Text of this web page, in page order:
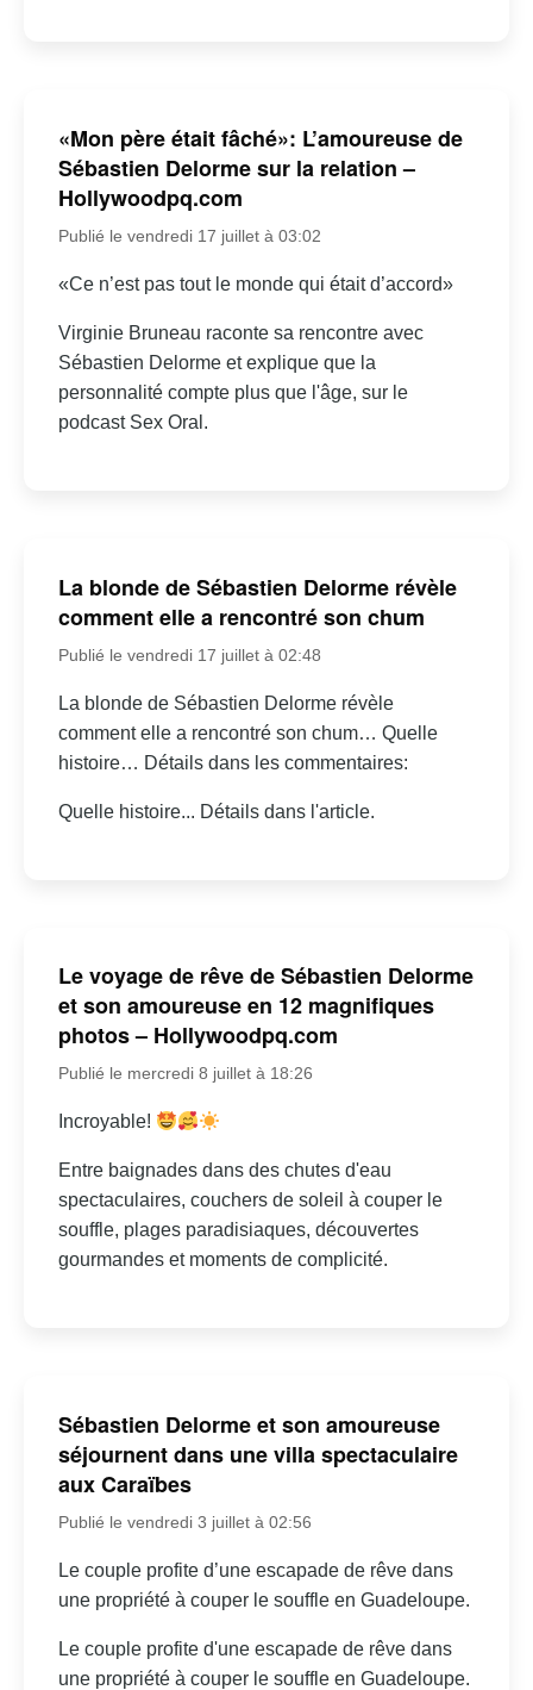
«Mon père était fâché»: L’amoureuse de
Sébastien Delorme sur la relation –
Hollywoodpq.com
Publié le vendredi 17 juillet à 03:02
«Ce n’est pas tout le monde qui était d’accord»
Virginie Bruneau raconte sa rencontre avec
Sébastien Delorme et explique que la
personnalité compte plus que l'âge, sur le
podcast Sex Oral.
La blonde de Sébastien Delorme révèle
comment elle a rencontré son chum
Publié le vendredi 17 juillet à 02:48
La blonde de Sébastien Delorme révèle
comment elle a rencontré son chum… Quelle
histoire… Détails dans les commentaires:
Quelle histoire... Détails dans l'article.
Le voyage de rêve de Sébastien Delorme
et son amoureuse en 12 magnifiques
photos – Hollywoodpq.com
Publié le mercredi 8 juillet à 18:26
Incroyable!
Entre baignades dans des chutes d'eau
spectaculaires, couchers de soleil à couper le
souffle, plages paradisiaques, découvertes
gourmandes et moments de complicité.
Sébastien Delorme et son amoureuse
séjournent dans une villa spectaculaire
aux Caraïbes
Publié le vendredi 3 juillet à 02:56
Le couple profite d’une escapade de rêve dans
une propriété à couper le souffle en Guadeloupe.
Le couple profite d'une escapade de rêve dans
une propriété à couper le souffle en Guadeloupe.